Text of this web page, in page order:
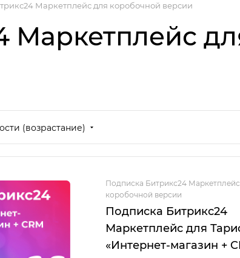
Маркетплейс для коробочной версии
Маркетплейс
(возрастание)
Подписка Битрикс24
коробочной версии
Подписка Битрикс24
Маркетплейс для
«Интернет-магазин +